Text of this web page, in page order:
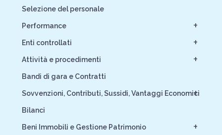
Selezione del personale
+
Performance
+
Enti controllati
+
Attività e procedimenti
Bandi di gara e Contratti
+
Sovvenzioni, Contributi, Sussidi, Vantaggi Economici
Bilanci
+
Beni Immobili e Gestione Patrimonio